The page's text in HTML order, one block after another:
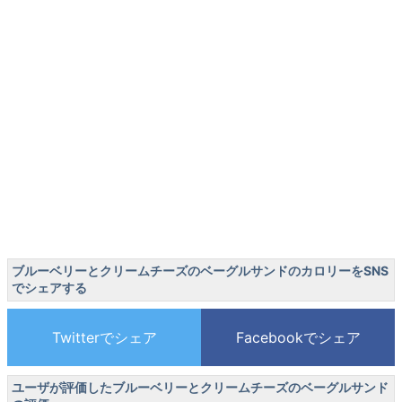
ブルーベリーとクリームチーズのベーグルサンドのカロリーをSNS
でシェアする
ユーザが評価したブルーベリーとクリームチーズのベーグルサンド